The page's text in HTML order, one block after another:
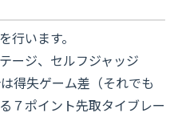
行います。
ージ、セルフジャッジ
得失ゲーム差（それでも
７ポイント先取タイブレー